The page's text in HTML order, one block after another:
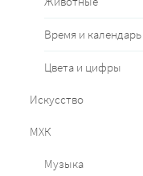
Время и календарь
Цвета и цифры
Искусство
МХК
Музыка